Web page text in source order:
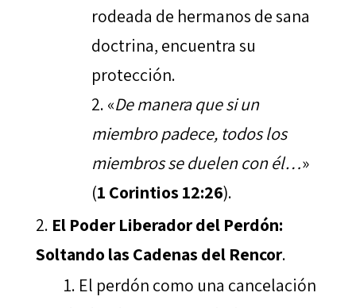
rodeada de hermanos de sana
doctrina, encuentra su
protección.
«De manera que si un
miembro padece, todos los
miembros se duelen con él…»
(1 Corintios 12:26).
El Poder Liberador del Perdón:
Soltando las Cadenas del Rencor.
El perdón como una cancelación